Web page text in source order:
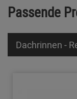
Passende
Dachrinnen -